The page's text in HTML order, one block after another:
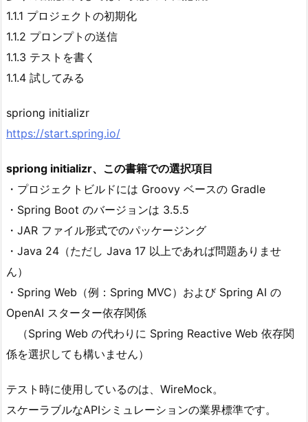
1.1.1 プロジェクトの初期化
1.1.2 プロンプトの送信
1.1.3 テストを書く
1.1.4 試してみる
spriong initializr
https://start.spring.io/
spriong initializr、この書籍での選択項目
・プロジェクトビルドには Groovy ベースの Gradle
・Spring Boot のバージョンは 3.5.5
・JAR ファイル形式でのパッケージング
・Java 24（ただし Java 17 以上であれば問題ありませ
ん）
・Spring Web（例：Spring MVC）および Spring AI の
OpenAI スターター依存関係
（Spring Web の代わりに Spring Reactive Web 依存関
係を選択しても構いません）
テスト時に使用しているのは、WireMock。
スケーラブルなAPIシミュレーションの業界標準です。